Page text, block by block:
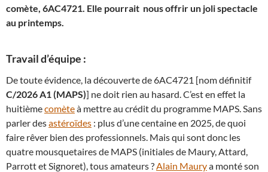
comète, 6AC4721. Elle pourrait nous offrir un joli spectacle
au printemps.
Travail d’équipe :
De toute évidence, la découverte de 6AC4721 [nom définitif
C/2026 A1 (MAPS)] ne doit rien au hasard. C’est en effet la
huitièmecomèteà mettre au crédit du programme MAPS. Sans
parler desastéroïdes : plus d’une centaine en 2025, de quoi
faire rêver bien des professionnels. Mais qui sont donc les
quatre mousquetaires de MAPS (initiales de Maury, Attard,
Parrott et Signoret), tous amateurs ? Alain Maurya monté son